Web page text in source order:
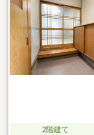
2階建て